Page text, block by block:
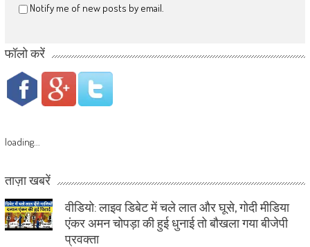
Notify me of new posts by email.
फॉलो करें
loading...
ताज़ा खबरें
वीडियो: लाइव डिबेट में चले लात और घूसे, गोदी मीडिया
एंकर अमन चोपड़ा की हुई धुनाई तो बौखला गया बीजेपी
प्रवक्ता